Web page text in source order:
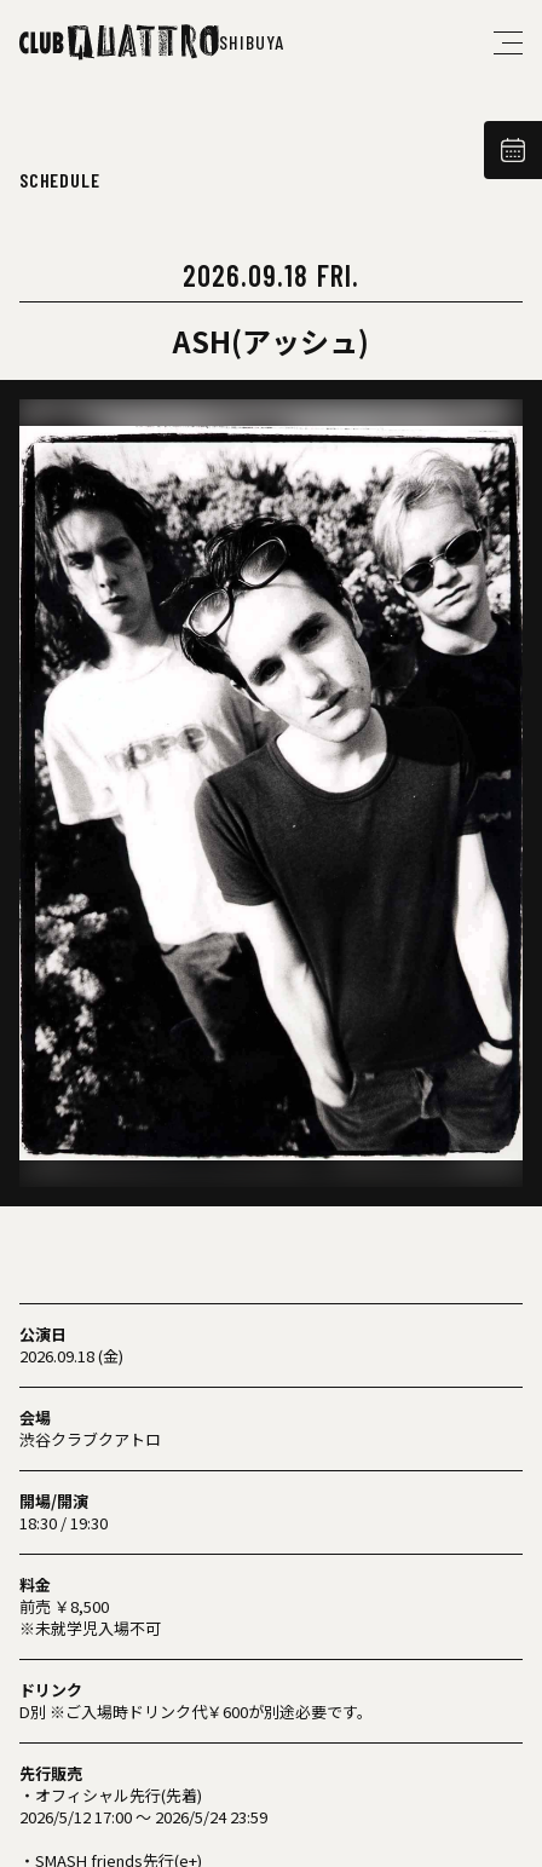
SHIBUYA
SCHEDULE
2026.09.18 FRI.
ASH(アッシュ)
公演日
2026.09.18 (金)
会場
渋谷クラブクアトロ
開場/開演
18:30 / 19:30
料金
前売 ￥8,500
※未就学児入場不可
ドリンク
D別 ※ご入場時ドリンク代￥600が別途必要です。
先行販売
・オフィシャル先行(先着)
2026/5/12 17:00 ～ 2026/5/24 23:59
・SMASH friends先行(e+)